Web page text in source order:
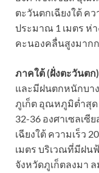
ตะวันตกเฉียงใต้ ค
ประมาณ 1 เมตร ห่
คะนองคลื่นสูงมากก
ภาคใต้ (ฝั่งตะวันตก)
และมีฝนตกหนักบา
ภูเก็ต อุณหภูมิต่ำสุด
32-36 องศาเซลเซี
เฉียงใต้ ความเร็ว
เมตร บริเวณที่มีฝน
จังหวัดภูเก็ตลงมา